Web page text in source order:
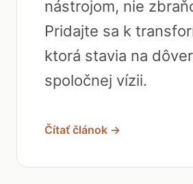
nástrojom, nie
Pridajte sa k
ktorá stavia na
spoločnej vízii.
Čítať článok →